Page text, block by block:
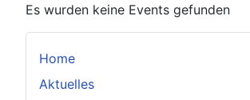
Home
Aktuelles
Es wurden keine Events gefunden